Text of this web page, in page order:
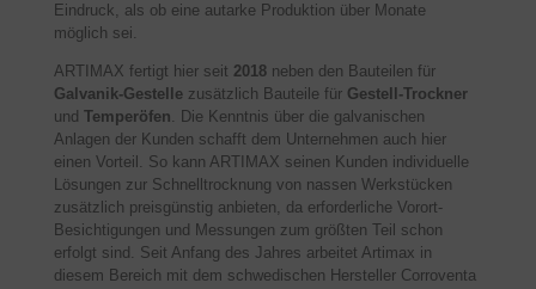
Eindruck, als ob eine autarke Produktion über Monate
möglich sei.
ARTIMAX fertigt hier seit 2018neben den Bauteilen für
Galvanik-Gestellezusätzlich Bauteile für Gestell-Trockner
und Temperöfen. Die Kenntnis über die galvanischen
Anlagen der Kunden schafft dem Unternehmen auch hier
einen Vorteil. So kann ARTIMAX seinen Kunden individuelle
Lösungen zur Schnelltrocknung von nassen Werkstücken
zusätzlich preisgünstig anbieten, da erforderliche Vorort-
Besichtigungen und Messungen zum größten Teil schon
erfolgt sind. Seit Anfang des Jahres arbeitet Artimax in
diesem Bereich mit dem schwedischen Hersteller Corroventa